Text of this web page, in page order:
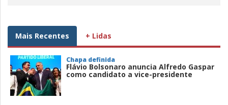
Mais Recentes + Lidas
Chapa definida
Flávio Bolsonaro anuncia Alfredo Gaspar
como candidato a vice-presidente